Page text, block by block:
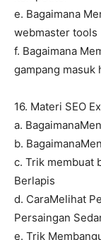
e. Bagaimana
webmaster tools
f. Bagaimana
gampang masuk
16. Materi SEO
a.
b.
c. Trik membuat
Berlapis
d. CaraMelihat
Persaingan
e. Trik